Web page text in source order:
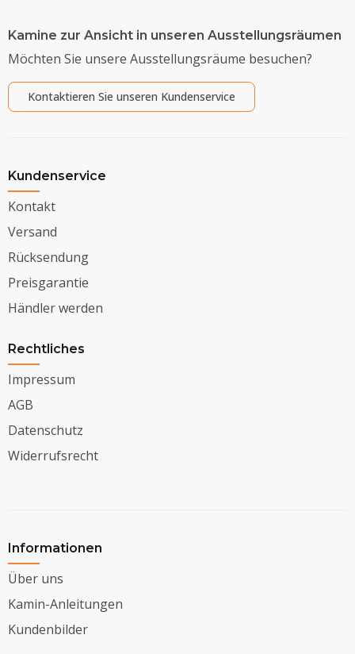
Kamine zur Ansicht in unseren Ausstellungsräumen
Möchten Sie unsere Ausstellungsräume besuchen?
Kontaktieren Sie unseren Kundenservice
Kundenservice
Kontakt
Versand
Rücksendung
Preisgarantie
Händler werden
Rechtliches
Impressum
AGB
Datenschutz
Widerrufsrecht
Informationen
Über uns
Kamin-Anleitungen
Kundenbilder